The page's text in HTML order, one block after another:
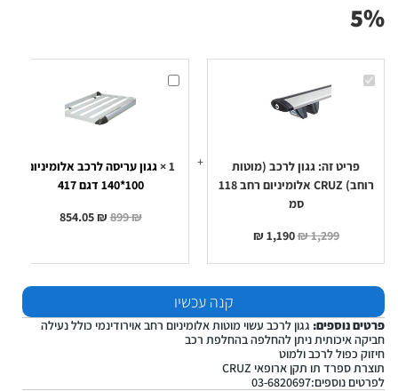
5%
גגון
לרכב
118
סמ
פריט זה: גגון לרכב (מוטות
רוחב) CRUZ אלומיניום רחב 118
סמ
1,299
₪
1,190
₪
גגון
עריסה
1
×גגון עריסה לרכב אלומיניום
100*140 דגם 417
899₪
854.05₪
קנה עכשיו
פרטים נוספים: גגון לרכב עשוי מוטות אלומיניום רחב אוירודינמי כולל נעילה
חביקה איכותית ניתן להחלפה בהחלפת רכב
חיזוק כפול לרכב ולמוט
תוצרת ספרד תו תקן ארופאי CRUZ
לפרטים נוספים:03-6820697